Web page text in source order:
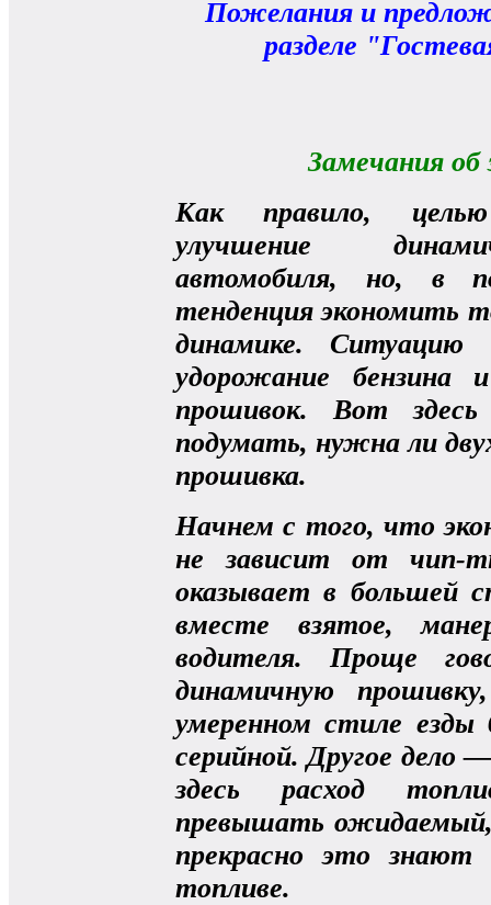
Пожелания и
разделе
Замечания об
Как правило,
улучшение
автомобиля, но, в
тенденция экономить
динамике. Ситуацию
удорожание бензина
прошивок. Вот
подумать, нужна ли
прошивка.
Начнем с того, что
не зависит от чип-
оказывает в большей
вместе взятое,
водителя. Проще
динамичную
умеренном стиле
серийной. Другое дело
здесь расход
превышать
прекрасно это
топливе.